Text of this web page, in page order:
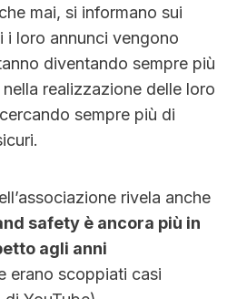
mai, si informano sui
i loro annunci vengono
diventando sempre più
realizzazione delle loro
sempre più di
rivela anche
safety è ancora più in
agli anni
erano scoppiati casi